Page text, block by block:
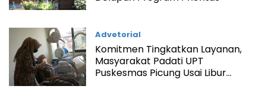
Advetorial
Komitmen Tingkatkan Layanan,
Masyarakat Padati UPT
Puskesmas Picung Usai Libur